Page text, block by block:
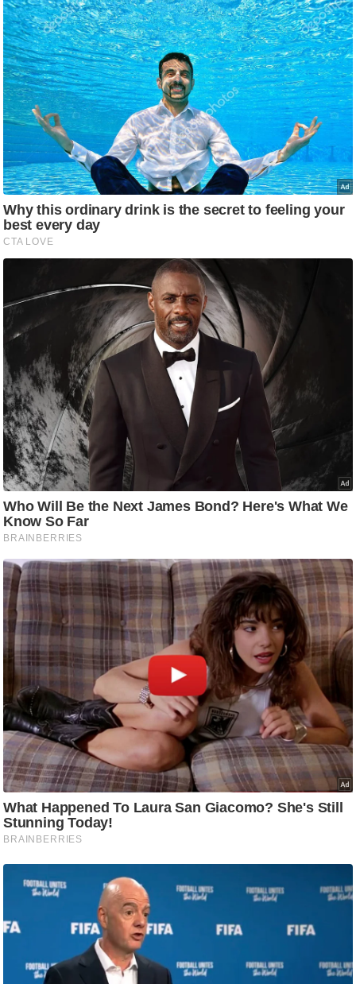
सा
म
यि
क
मा
तृ
मि
स्तं
भ
ए
म
.
ई
.
चा
य
प
र
स
मी
क्षा
ध
र्म
ज्यो
ति
ष
प्र
भु
म
हि
मा
/
ध
र्म
स्थ
ल
व्र
त्यो